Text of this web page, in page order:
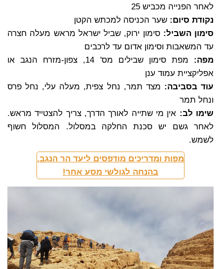
לאחר הפנייה מכביש 25
נקודת סיום: שער הכניסה למכתש הקטן
סימון השביל: סימון ירוק, שביל ישראל מראש מעלה חצרה
עד המשאבות וסימון אדום עד לרכבים
מפה:
מפת סימון שבילים מס' 14, צפון-מזרח הנגב או
אפליקציית עמוד ענן
עוד בסביבה: מצד תמר, נחל צפית, מעלה עלי, נחל פרס
ונחל תמר
שימו לב: אין מי שתייה לאורך הדרך, צריך להצטייד מראש.
לאחר גשם יש סכנת החלקה במסלול. המסלול חשוף
לשמש.
מפות ומדריכים מודפסים ליעד הר הנגב,
בהנחה לגולשי מסע אחר!